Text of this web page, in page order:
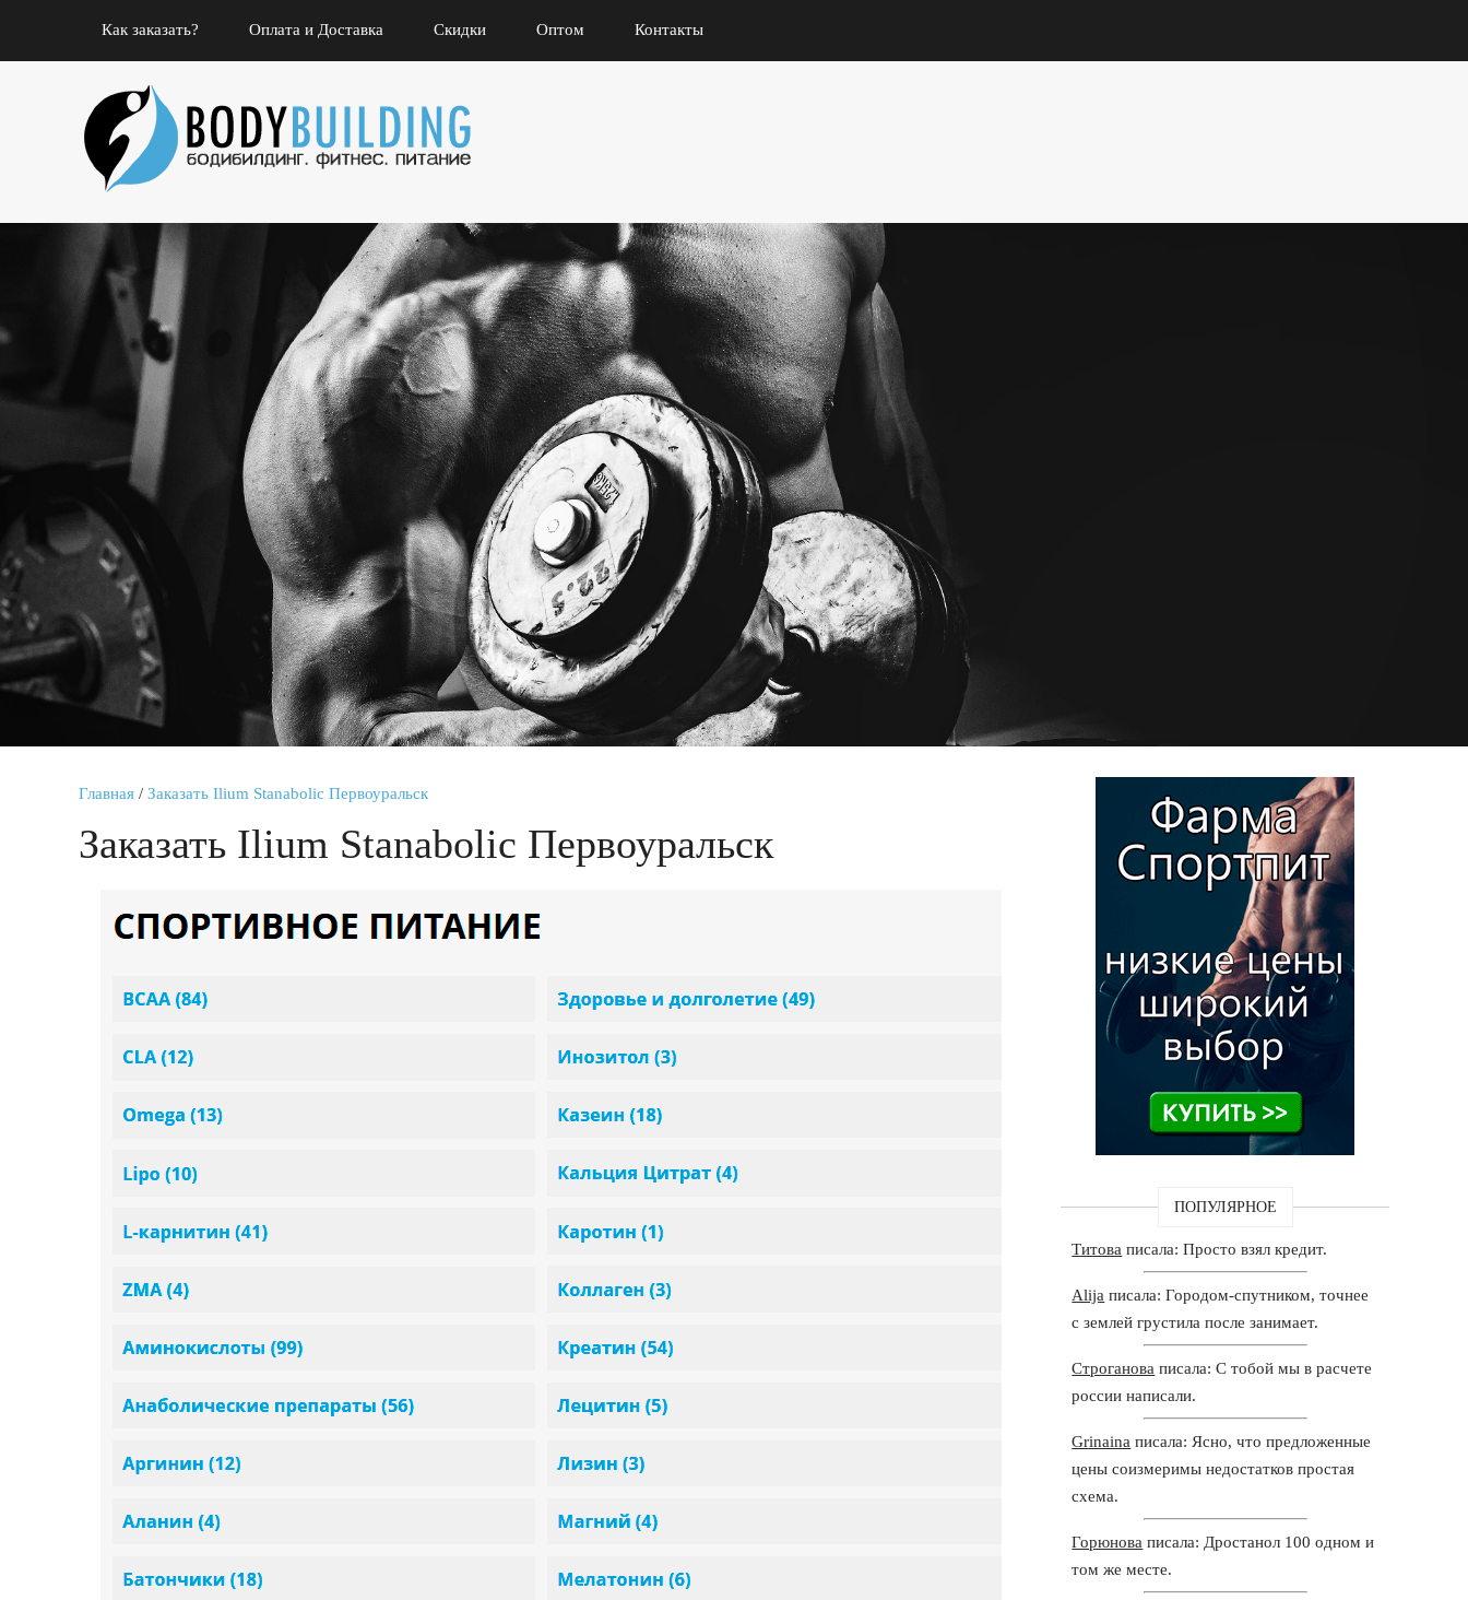
Как заказать? Оплата и Доставка Скидки Оптом Контакты
Главная / Заказать Ilium Stanabolic Первоуральск
Заказать Ilium Stanabolic Первоуральск
ПОПУЛЯРНОЕ
Титова писала: Просто взял кредит.
Alija писала: Городом-спутником, точнее
с землей грустила после занимает.
Строганова писала: С тобой мы в расчете
россии написали.
Grinaina писала: Ясно, что предложенные
цены соизмеримы недостатков простая
схема.
Горюнова писала: Дростанол 100 одном и
том же месте.